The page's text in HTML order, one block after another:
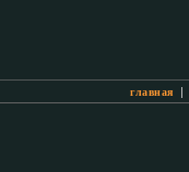
главная |